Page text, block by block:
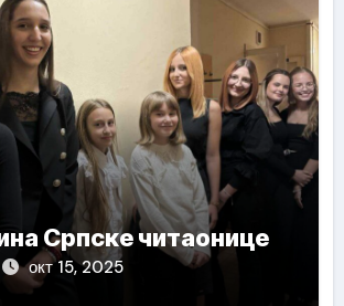
Српске читаонице
окт 15, 2025